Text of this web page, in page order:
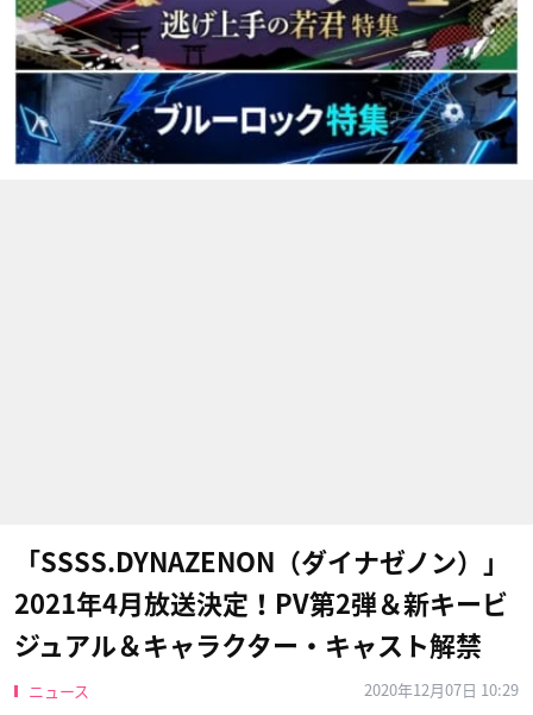
「SSSS.DYNAZENON（ダイナゼノン）」
2021年4月放送決定！PV第2弾＆新キービ
ジュアル＆キャラクター・キャスト解禁
ニュース
2020年12月07日 10:29